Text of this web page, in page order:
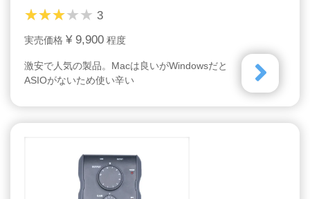
3
実売価格 ¥ 9,900 程度
激安で人気の製品。Macは良いがWindowsだと
ASIOがないため使い辛い